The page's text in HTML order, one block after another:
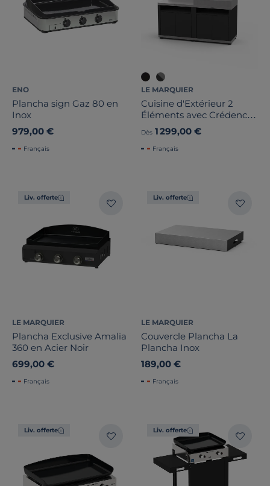
ENO
Plancha sign Gaz 80 en
Inox
979,00 €
Français
LE MARQUIER
Cuisine d'Extérieur 2
Éléments avec Crédence
en Acier Noir
Dès 1 299,00 €
Français
Liv. offerte
LE MARQUIER
Plancha Exclusive Amalia
360 en Acier Noir
699,00 €
Français
Liv. offerte
LE MARQUIER
Couvercle Plancha La
Plancha Inox
189,00 €
Français
Liv. offerte Liv. offerte